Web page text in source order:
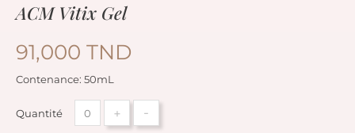
ACM Vitix Gel
91,000 TND
Contenance: 50mL
Quantité + -